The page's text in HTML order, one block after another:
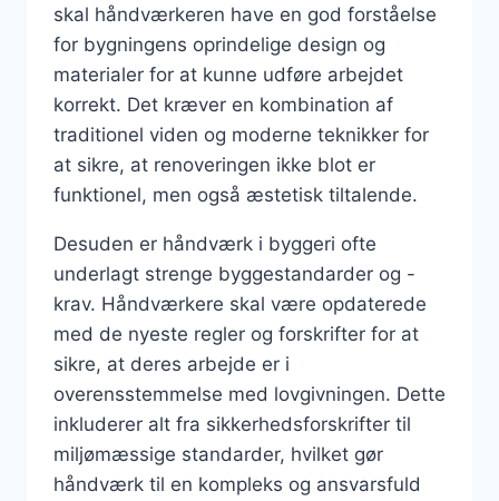
skal håndværkeren have en god forståelse
for bygningens oprindelige design og
materialer for at kunne udføre arbejdet
korrekt. Det kræver en kombination af
traditionel viden og moderne teknikker for
at sikre, at renoveringen ikke blot er
funktionel, men også æstetisk tiltalende.
Desuden er håndværk i byggeri ofte
underlagt strenge byggestandarder og -
krav. Håndværkere skal være opdaterede
med de nyeste regler og forskrifter for at
sikre, at deres arbejde er i
overensstemmelse med lovgivningen. Dette
inkluderer alt fra sikkerhedsforskrifter til
miljømæssige standarder, hvilket gør
håndværk til en kompleks og ansvarsfuld